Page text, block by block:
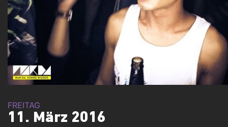
FREITAG
11. März 2016